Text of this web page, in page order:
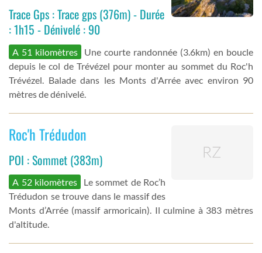
Trace Gps : Trace gps (376m) - Durée
: 1h15 - Dénivelé : 90
A 51 kilomètres
Une courte randonnée (3.6km) en boucle
depuis le col de Trévézel pour monter au sommet du Roc'h
Trévézel. Balade dans les Monts d'Arrée avec environ 90
mètres de dénivelé.
Roc'h Trédudon
POI : Sommet (383m)
A 52 kilomètres
Le sommet de Roc’h
Trédudon se trouve dans le massif des
Monts d’Arrée (massif armoricain). Il culmine à 383 mètres
d'altitude.